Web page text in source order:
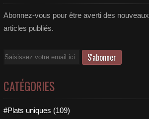
Abonnez-vous pour être averti des nouveaux
articles publiés.
Email
CATÉGORIES
#Plats uniques (109)